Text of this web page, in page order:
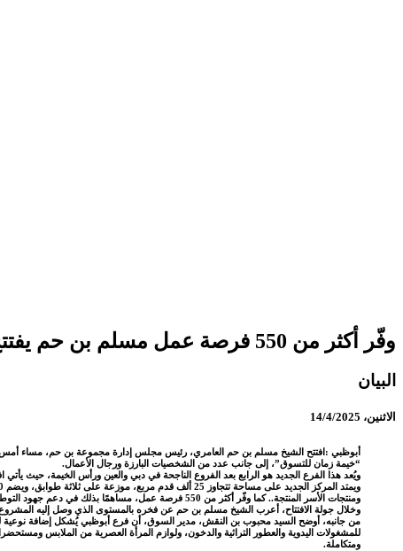
وفّر أكثر من 550 فرصة عمل مسلم بن حم يفتتح فرع “خيمة زمان للتسوق” في أبوظبي
البيان
الاثنين، 14/4/2025
أبوظبي :افتتح الشيخ مسلم بن حم العامري، رئيس مجلس إدارة مجموعة بن حم، مساء
“خيمة زمان للتسوق”، إلى جانب عدد من الشخصيات البارزة ورجال الأعمال.
ويُعد هذا الفرع الجديد هو الرابع بعد الفروع الناجحة في دبي والعين ورأس الخيمة، حيث
ومنتجات الأسر المنتجة.. كما وفّر أكثر من 550 فرصة عمل، مساهمًا بذلك في دعم جهود التوطين والتنمية المجتمعية.
وخلال جولة الافتتاح، أعرب الشيخ مسلم بن حم عن فخره بالمستوى الذي وصل إليه المشروع،
من جانبه، أوضح السيد محبوب بن النقش، مدير السوق، أن فرع أبوظبي يُشكل إضافة نوعية
للمشغولات اليدوية والعطور التراثية والدخون، ولوازم المرأة العصرية من الملابس
ومتكاملة.